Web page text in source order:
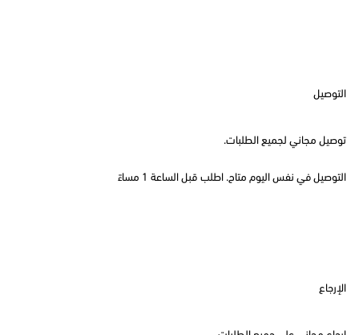
التوصيل
توصيل مجاني لجميع الطلبات.
التوصيل في نفس اليوم متاح. اطلب قبل الساعة 1 مساءً
الإرجاع